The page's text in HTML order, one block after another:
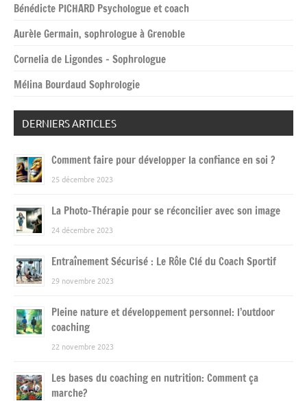
Bénédicte PICHARD Psychologue et coach
Aurèle Germain, sophrologue à Grenoble
Cornelia de Ligondes – Sophrologue
Mélina Bourdaud Sophrologie
DERNIERS ARTICLES
Comment faire pour développer la confiance en soi ?
25 décembre 2023
La Photo-Thérapie pour se réconcilier avec son image
24 décembre 2023
Entraînement Sécurisé : Le Rôle Clé du Coach Sportif
29 novembre 2023
Pleine nature et développement personnel: l’outdoor
coaching
22 novembre 2023
Les bases du coaching en nutrition: Comment ça
marche?